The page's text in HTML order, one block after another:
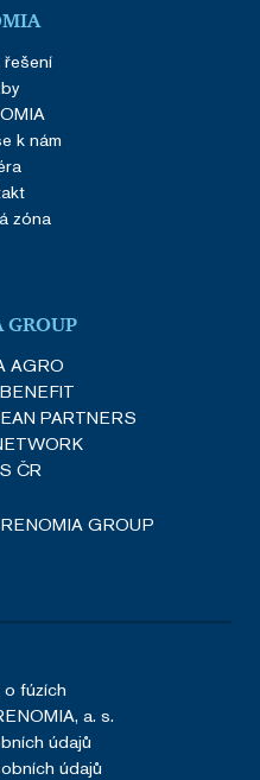
k nám
zóna
GROUP
AGRO
PARTNERS
ČR
GROUP
o fúzích
a. s.
údajů
údajů